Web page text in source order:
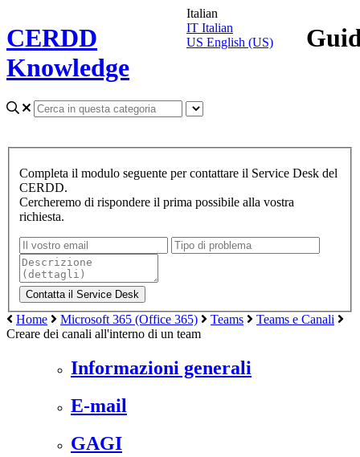
CERDD
Knowledge
Italian
IT Italian
US English (US)
Completa il modulo seguente per contattare il Service Desk del
CERDD.
Cercheremo di rispondere il prima possibile alla vostra
richiesta.
Home Microsoft 365 (Office 365) Teams
Teams e Canali
Creare dei canali all'interno di un team
Informazioni generali
E-mail
GAGI